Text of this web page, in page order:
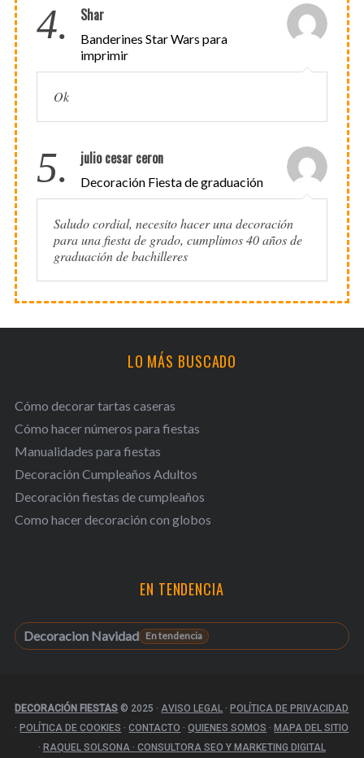
4. Shar
Banderines Star Wars para
imprimir
Ok
5. julio cesar ceron
Decoración Fiesta de graduación
Saludo cordial, necesito hacer una decoración
para una fiesta de grado, cumplimos 40 años de
graduación de bachilleres
LO MÁS BUSCADO
Cómo decorar tartas caseras
Cómo hacer números para fiestas
Manualidades para fiestas
Decoración Cumpleaños Adultos
Decoración fiestas de cumpleaños
Como hacer decoración con globos
EN TENDENCIA
Decoracion Navidad
DECORACIÓN FIESTAS © 2025 · AVISO LEGAL · POLÍTICA DE PRIVACIDAD
· POLÍTICA DE COOKIES · CONTACTO · QUIENES SOMOS · MAPA DEL SITIO
· RAQUEL SOLSONA · CONSULTORA SEO Y MARKETING DIGITAL